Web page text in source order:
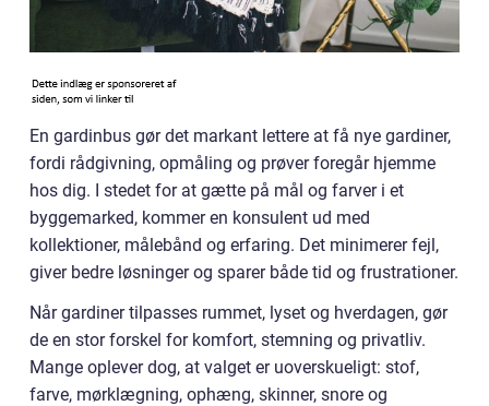
En gardinbus gør det markant lettere at få nye gardiner,
fordi rådgivning, opmåling og prøver foregår hjemme
hos dig. I stedet for at gætte på mål og farver i et
byggemarked, kommer en konsulent ud med
kollektioner, målebånd og erfaring. Det minimerer fejl,
giver bedre løsninger og sparer både tid og frustrationer.
Når gardiner tilpasses rummet, lyset og hverdagen, gør
de en stor forskel for komfort, stemning og privatliv.
Mange oplever dog, at valget er uoverskueligt: stof,
farve, mørklægning, ophæng, skinner, snore og